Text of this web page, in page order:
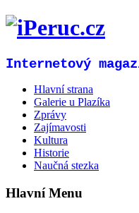
Internetový
Hlavní strana
Galerie u Plazíka
Zprávy
Zajímavosti
Kultura
Historie
Naučná stezka
Hlavní Menu